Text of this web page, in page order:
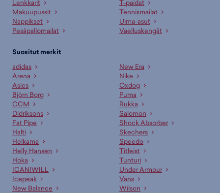
Lenkkarit
Makuupussit
Nappikset
Pesäpallomailat
T-paidat
Tennismailat
Uima-asut
Vaelluskengät
Suositut merkit
adidas
Arena
Asics
Björn Borg
CCM
Didriksons
Fat Pipe
Halti
Helkama
Helly Hansen
Hoka
ICANIWILL
Icepeak
New Balance
New Era
Nike
Oxdog
Puma
Rukka
Salomon
Shock Absorber
Skechers
Speedo
Titleist
Tunturi
Under Armour
Vans
Wilson